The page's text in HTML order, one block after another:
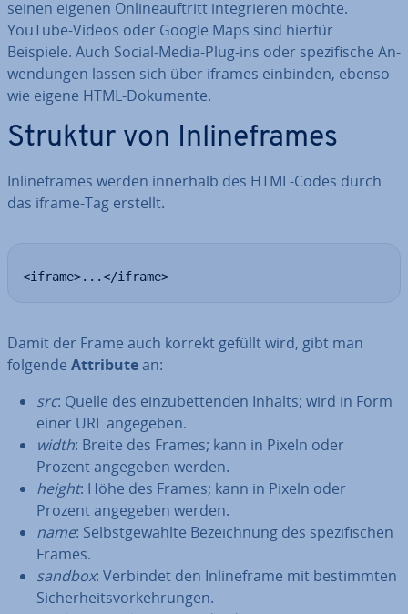
seinen eigenen On­line­auf­tritt in­te­grie­ren möchte.
YouTube-Videos oder Google Maps sind hierfür
Beispiele. Auch Social-Media-Plug-ins oder spe­zi­fi­sche An­
wen­dun­gen lassen sich über iframes einbinden, ebenso
wie eigene HTML-Dokumente.
Struktur von In­line­frames
In­line­frames werden innerhalb des HTML-Codes durch
das iframe-Tag erstellt.
<iframe>...</iframe>
Damit der Frame auch korrekt gefüllt wird, gibt man
folgende Attributean:
src: Quelle des ein­zu­bet­ten­den Inhalts; wird in Form
einer URL angegeben.
width: Breite des Frames; kann in Pixeln oder
Prozent angegeben werden.
height: Höhe des Frames; kann in Pixeln oder
Prozent angegeben werden.
name: Selbst­ge­wähl­te Be­zeich­nung des spe­zi­fi­schen
Frames.
sandbox: Verbindet den In­line­frame mit be­stimm­ten
Si­cher­heits­vor­keh­run­gen.